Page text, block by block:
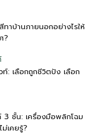
าบ้านภายนอกอย่างไรให้
?
ท์: เลือกถูกชีวิตปัง เลือก
3 ชั้น: เครื่องมือพลิกโฉม
เคยรู้?